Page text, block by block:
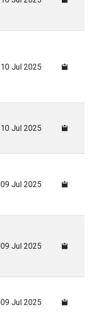
10 Jul 2025
10 Jul 2025
09 Jul 2025
09 Jul 2025
09 Jul 2025